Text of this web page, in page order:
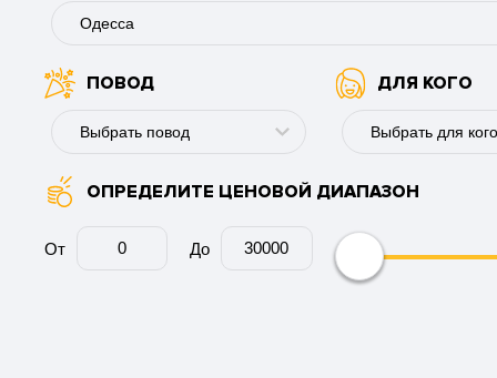
Одесса
Буковель
Винница
Ивано-Франковск
ПОВОД
Выбрать повод
День рождения
Годовщина
ДЛЯ КОГО
Выбрать для кого
Для мужчины
ОПРЕДЕЛИТЕ ЦЕНОВОЙ ДИАПАЗОН
От До